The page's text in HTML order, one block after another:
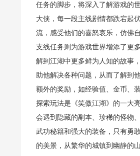
任务的脚步，将深入了解游戏的
大侠，每一段主线剧情都跌宕起
流，感受他们的喜怒哀乐，仿佛
支线任务则为游戏世界增添了更
解到江湖中更多鲜为人知的故事
助他解决各种问题，从而了解到
额外的奖励，如经验值、金币、
探索玩法是《笑傲江湖》的一大
会遇到隐藏的副本、珍稀的怪物
武功秘籍和强大的装备，只有勇
的美景，从繁华的城镇到幽静的